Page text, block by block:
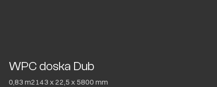
WPC doska Dub
0,83 m2143 x 22,5 x 5800 mm